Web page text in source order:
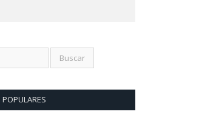
POPULARES